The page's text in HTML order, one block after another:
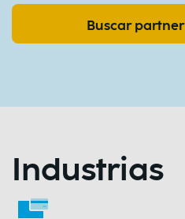
Buscar partner
Industrias